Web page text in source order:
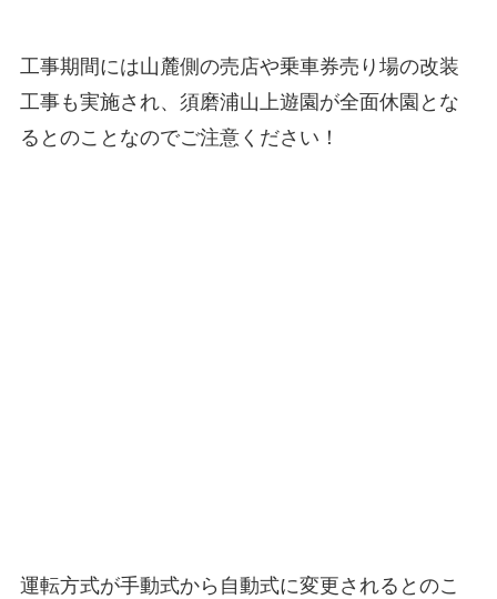
工事期間には山麓側の売店や乗車券売り場の改装
工事も実施され、須磨浦山上遊園が全面休園とな
るとのことなのでご注意ください！
運転方式が手動式から自動式に変更されるとのこ